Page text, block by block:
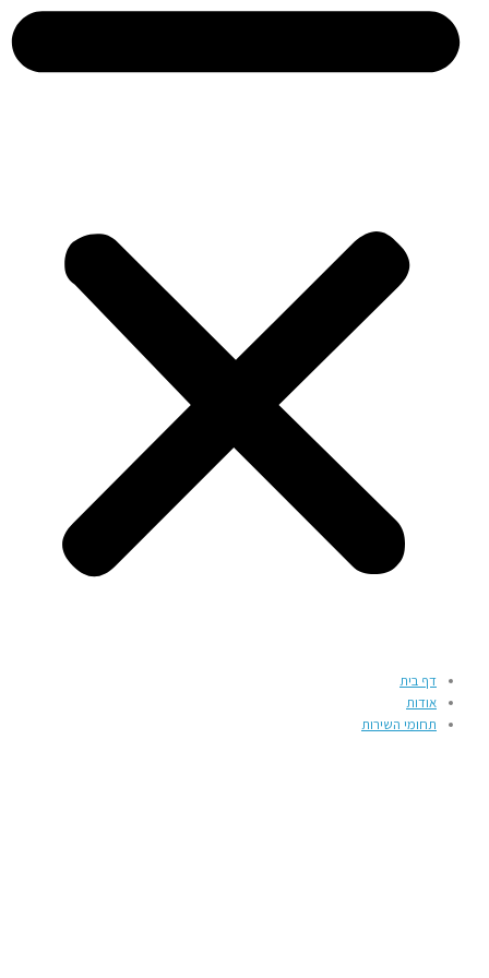
דף בית
אודות
תחומי השירות